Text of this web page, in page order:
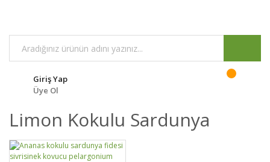
Giriş Yap
Üye Ol
Limon Kokulu Sardunya